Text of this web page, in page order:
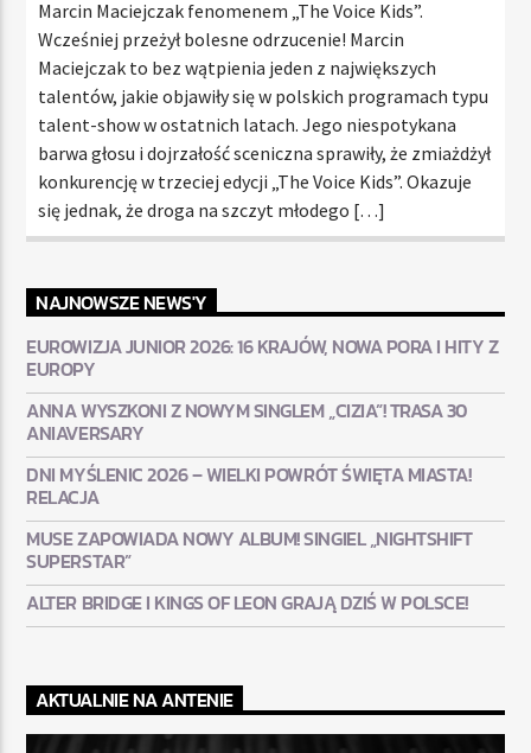
Marcin Maciejczak fenomenem „The Voice Kids”.
Wcześniej przeżył bolesne odrzucenie! Marcin
Maciejczak to bez wątpienia jeden z największych
talentów, jakie objawiły się w polskich programach typu
talent-show w ostatnich latach. Jego niespotykana
barwa głosu i dojrzałość sceniczna sprawiły, że zmiażdżył
konkurencję w trzeciej edycji „The Voice Kids”. Okazuje
się jednak, że droga na szczyt młodego […]
NAJNOWSZE NEWS'Y
EUROWIZJA JUNIOR 2026: 16 KRAJÓW, NOWA PORA I HITY Z
EUROPY
ANNA WYSZKONI Z NOWYM SINGLEM „CIZIA”! TRASA 30
ANIAVERSARY
DNI MYŚLENIC 2026 – WIELKI POWRÓT ŚWIĘTA MIASTA!
RELACJA
MUSE ZAPOWIADA NOWY ALBUM! SINGIEL „NIGHTSHIFT
SUPERSTAR”
ALTER BRIDGE I KINGS OF LEON GRAJĄ DZIŚ W POLSCE!
AKTUALNIE NA ANTENIE